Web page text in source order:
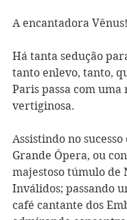
A encantadora Vênus!
Há tanta sedução
tanto enlevo, tanto,
Paris passa com uma
vertiginosa.
Assistindo no
Grande Ópera, ou
majestoso túmulo de
Inválidos; passando
café cantante dos